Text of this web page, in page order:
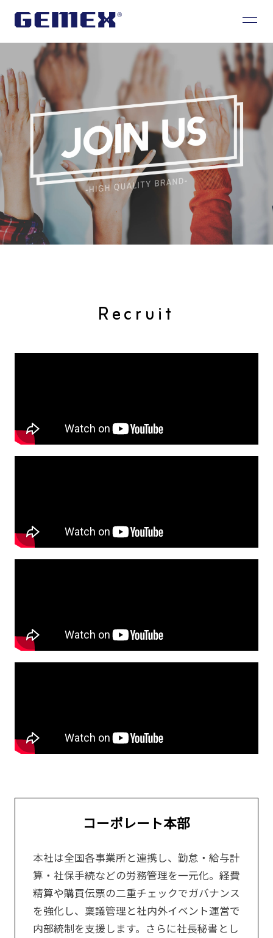
Recruit
コーポレート本部
本社は全国各事業所と連携し、勤怠・給与計
算・社保手続などの労務管理を一元化。経費
精算や購買伝票の二重チェックでガバナンス
を強化し、稟議管理と社内外イベント運営で
内部統制を支援します。さらに社長秘書とし